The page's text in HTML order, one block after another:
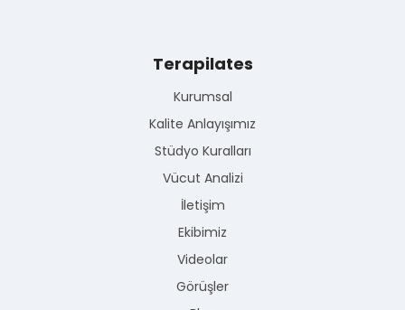
Terapilates
Kurumsal
Kalite Anlayışımız
Stüdyo Kuralları
Vücut Analizi
İletişim
Ekibimiz
Videolar
Görüşler